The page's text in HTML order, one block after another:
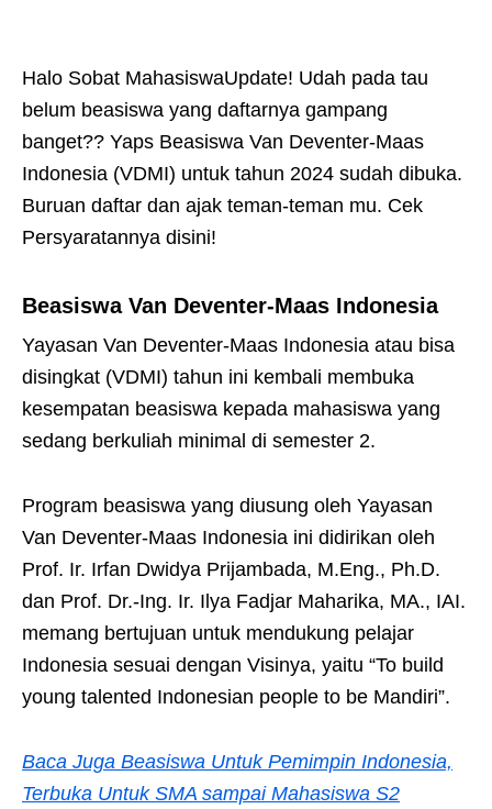
Halo Sobat MahasiswaUpdate! Udah pada tau
belum beasiswa yang daftarnya gampang
banget?? Yaps Beasiswa Van Deventer-Maas
Indonesia (VDMI) untuk tahun 2024 sudah dibuka.
Buruan daftar dan ajak teman-teman mu. Cek
Persyaratannya disini!
Beasiswa Van Deventer-Maas Indonesia
Yayasan Van Deventer-Maas Indonesia atau bisa
disingkat (VDMI) tahun ini kembali membuka
kesempatan beasiswa kepada mahasiswa yang
sedang berkuliah minimal di semester 2.
Program beasiswa yang diusung oleh Yayasan
Van Deventer-Maas Indonesia ini didirikan oleh
Prof. Ir. Irfan Dwidya Prijambada, M.Eng., Ph.D.
dan Prof. Dr.-Ing. Ir. Ilya Fadjar Maharika, MA., IAI.
memang bertujuan untuk mendukung pelajar
Indonesia sesuai dengan Visinya, yaitu “To build
young talented Indonesian people to be Mandiri”.
Baca Juga Beasiswa Untuk Pemimpin Indonesia,
Terbuka Untuk SMA sampai Mahasiswa S2